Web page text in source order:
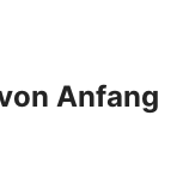
Anfang